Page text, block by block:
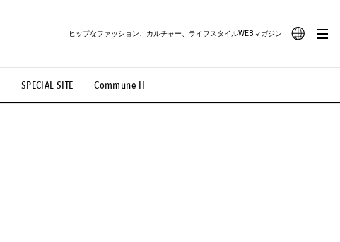
SPECIAL SITE Commune H
ヒップなファッション、カルチャー、ライフスタイルWEBマガジン
#路地裏てぃーん。 #MONTHLY JOURNAL
#MOVIE #LIFESTYLE #SNEAKER #OUTDOOR